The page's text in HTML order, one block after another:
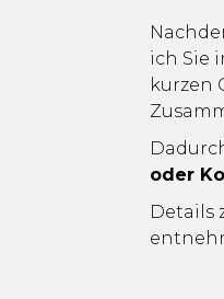
ich Sie
kurzen
oder
Details